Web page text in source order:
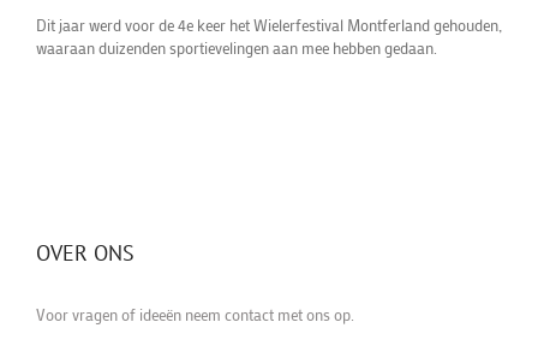
Dit jaar werd voor de 4e keer het Wielerfestival Montferland gehouden,
waaraan duizenden sportievelingen aan mee hebben gedaan.
OVER ONS
Voor vragen of ideeën neem contact met ons op.